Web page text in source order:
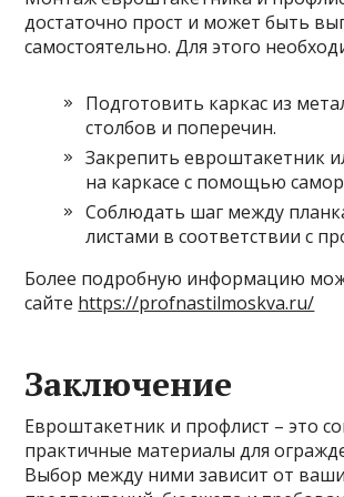
достаточно прост и может быть
самостоятельно. Для этого
Подготовить каркас из
столбов и поперечин.
Закрепить евроштакетник
на каркасе с помощью
Соблюдать шаг между
листами в соответствии с
Более подробную информацию
сайте https://profnastilmoskva.ru/
Заключение
Евроштакетник и профлист – это
практичные материалы для
Выбор между ними зависит от